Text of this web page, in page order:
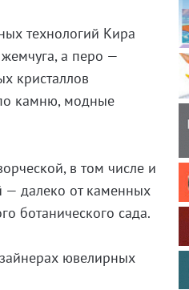
технологий Кира
а перо —
кристаллов
камню, модные
в том числе и
— далеко от каменных
ботанического сада.
ювелирных